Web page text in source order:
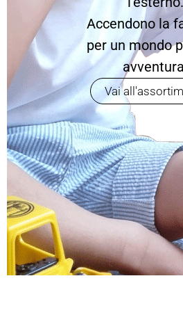
Accendono la
per un mondo
Vai